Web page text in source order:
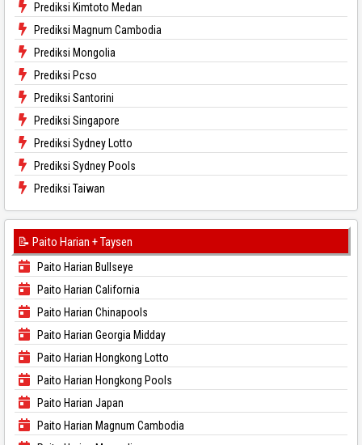
Prediksi Kimtoto Medan
Prediksi Magnum Cambodia
Prediksi Mongolia
Prediksi Pcso
Prediksi Santorini
Prediksi Singapore
Prediksi Sydney Lotto
Prediksi Sydney Pools
Prediksi Taiwan
📝 Paito Harian + Taysen
Paito Harian Bullseye
Paito Harian California
Paito Harian Chinapools
Paito Harian Georgia Midday
Paito Harian Hongkong Lotto
Paito Harian Hongkong Pools
Paito Harian Japan
Paito Harian Magnum Cambodia